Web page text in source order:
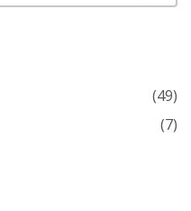
(49)
(7)